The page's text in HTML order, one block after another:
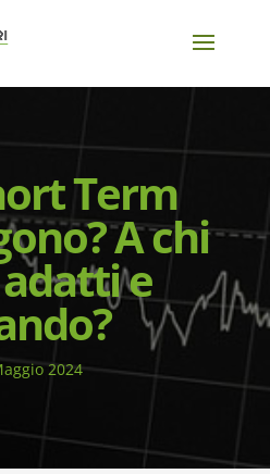
Term
A chi
e
2024